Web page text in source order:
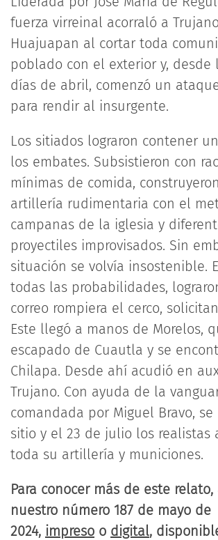
fuerza virreinal acorraló a
Huajuapan al cortar toda
poblado con el exterior y, desde
días de abril, comenzó un
para rendir al insurgente.
Los sitiados lograron contener
los embates. Subsistieron con
mínimas de comida,
artillería rudimentaria con el
campanas de la iglesia y
proyectiles improvisados. Sin
situación se volvía insostenible.
todas las probabilidades,
correo rompiera el cerco,
Este llegó a manos de Morelos,
escapado de Cuautla y se
Chilapa. Desde ahí acudió en
Trujano. Con ayuda de la
comandada por Miguel Bravo,
sitio y el 23 de julio los realistas
toda su artillería y municiones.
Para conocer más de este
nuestro número 187 de mayo de
2024, impreso o digital,